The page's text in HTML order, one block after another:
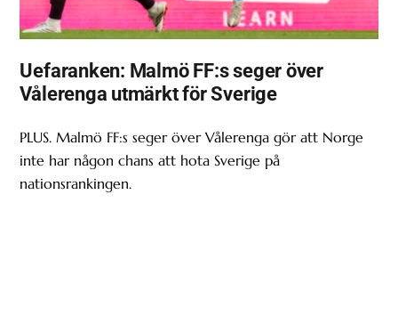
Uefaranken: Malmö FF:s seger över
Vålerenga utmärkt för Sverige
PLUS. Malmö FF:s seger över Vålerenga gör att Norge
inte har någon chans att hota Sverige på
nationsrankingen.